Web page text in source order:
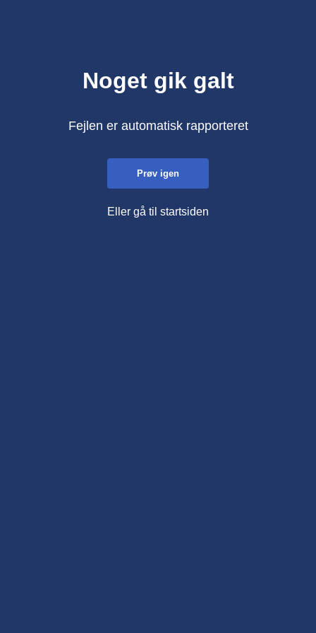
Noget gik galt
Fejlen er automatisk rapporteret
Prøv igen
Eller gå til startsiden